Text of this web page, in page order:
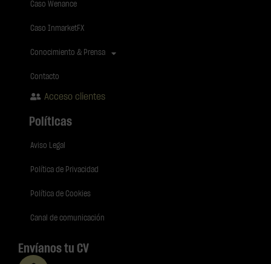
Caso Wenance
Caso InmarketFX
Conocimiento & Prensa
Contacto
Acceso clientes
Políticas
Aviso Legal
Política de Privacidad
Política de Cookies
Canal de comunicación
Envíanos tu CV